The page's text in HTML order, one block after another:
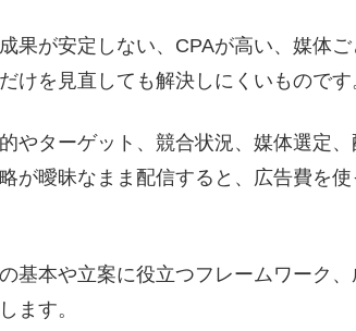
果が安定しない、CPAが高い、媒体
けを見直しても解決しにくいものです
やターゲット、競合状況、媒体選定
が曖昧なまま配信すると、広告費を
基本や立案に役立つフレームワーク
ます。